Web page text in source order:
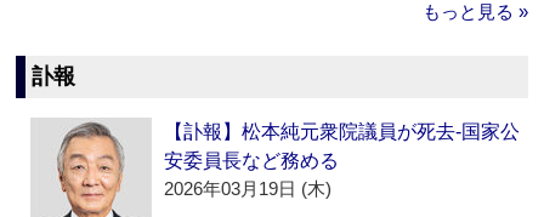
もっと見る »
訃報
【訃報】松本純元衆院議員が死去‐国家公
安委員長など務める
2026年03月19日 (木)